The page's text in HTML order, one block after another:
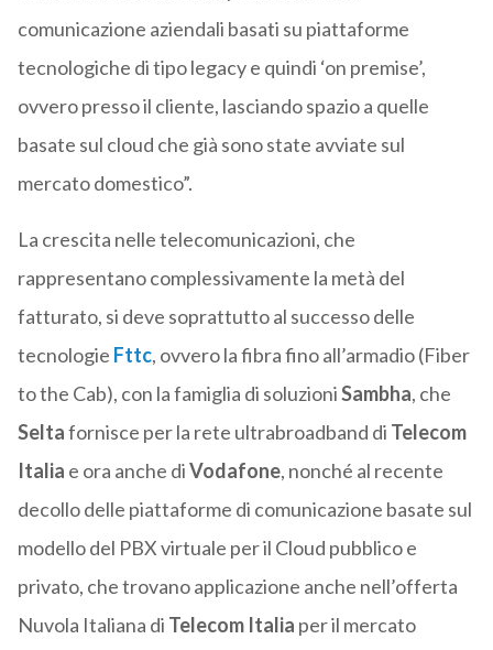
comunicazione aziendali basati su piattaforme
tecnologiche di tipo legacy e quindi ‘on premise’,
ovvero presso il cliente, lasciando spazio a quelle
basate sul cloud che già sono state avviate sul
mercato domestico”.
La crescita nelle telecomunicazioni, che
rappresentano complessivamente la metà del
fatturato, si deve soprattutto al successo delle
tecnologie Fttc, ovvero la fibra fino all’armadio (Fiber
to the Cab), con la famiglia di soluzioniSambha, che
Seltafornisce per la rete ultrabroadband di Telecom
Italia e ora anche diVodafone, nonché al recente
decollo delle piattaforme di comunicazione basate sul
modello del PBX virtuale per il Cloud pubblico e
privato, che trovano applicazione anche nell’offerta
Nuvola Italiana di Telecom Italia per il mercato